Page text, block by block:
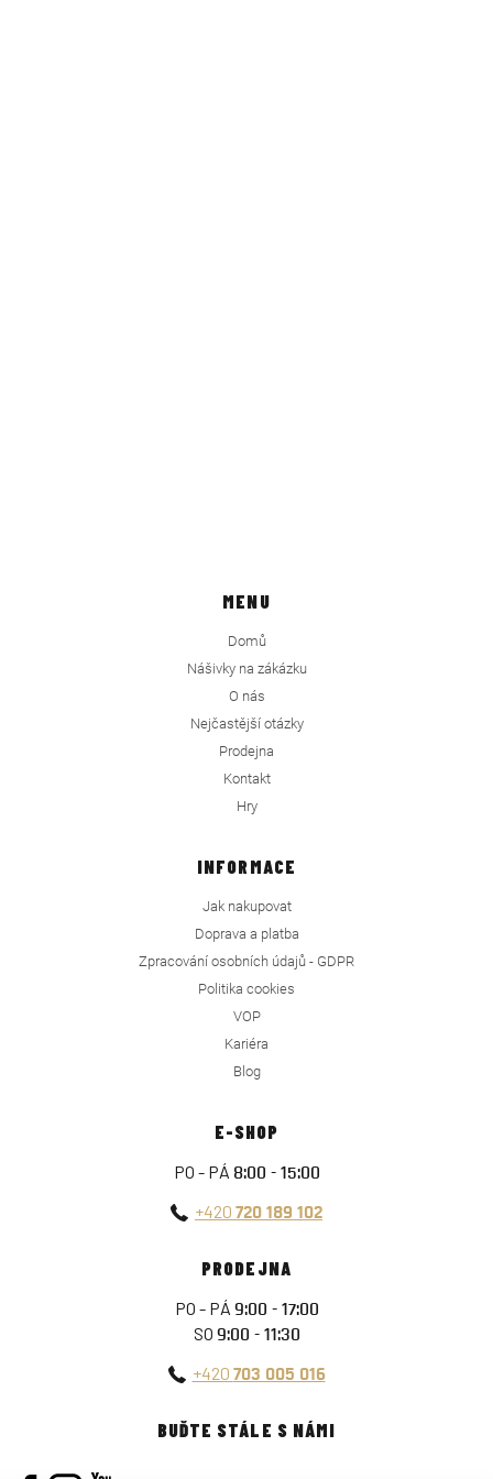
MENU
Domů
Nášivky na zákázku
O nás
Nejčastější otázky
Prodejna
Kontakt
Hry
INFORMACE
Jak nakupovat
Doprava a platba
Zpracování osobních údajů - GDPR
Politika cookies
VOP
Kariéra
Blog
E-SHOP
PO - PÁ 8:00 - 15:00
+420 720 189 102
PRODEJNA
PO - PÁ 9:00 - 17:00
SO 9:00 - 11:30
+420 703 005 016
BUĎTE STÁLE S NÁMI